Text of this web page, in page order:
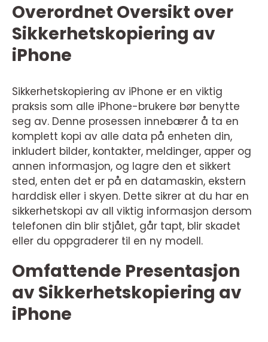
Overordnet Oversikt over
Sikkerhetskopiering av
iPhone
Sikkerhetskopiering av iPhone er en viktig
praksis som alle iPhone-brukere bør benytte
seg av. Denne prosessen innebærer å ta en
komplett kopi av alle data på enheten din,
inkludert bilder, kontakter, meldinger, apper og
annen informasjon, og lagre den et sikkert
sted, enten det er på en datamaskin, ekstern
harddisk eller i skyen. Dette sikrer at du har en
sikkerhetskopi av all viktig informasjon dersom
telefonen din blir stjålet, går tapt, blir skadet
eller du oppgraderer til en ny modell.
Omfattende Presentasjon
av Sikkerhetskopiering av
iPhone